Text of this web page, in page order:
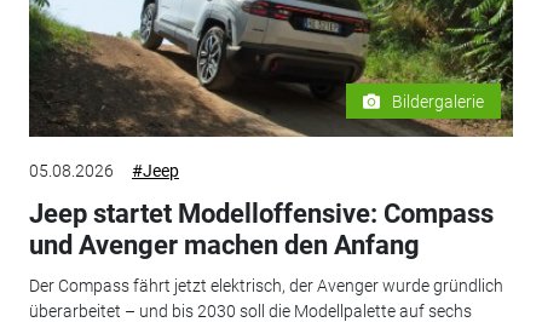
Bildergalerie
05.08.2026 #Jeep
Jeep startet Modelloffensive: Compass
und Avenger machen den Anfang
Der Compass fährt jetzt elektrisch, der Avenger wurde gründlich
überarbeitet – und bis 2030 soll die Modellpalette auf sechs